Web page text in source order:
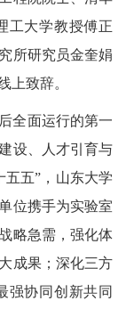
工大学教授傅正
所研究员金奎娟
上致辞。
全面运行的第一
设、人才引育与
五五”，山东大学
位携手为实验室
略急需，强化体
成果；深化三方
强协同创新共同